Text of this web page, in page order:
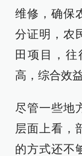
维修，确保
分证明，农
田项目，
高，综合效
尽管一些地
层面上看，
的方式还不